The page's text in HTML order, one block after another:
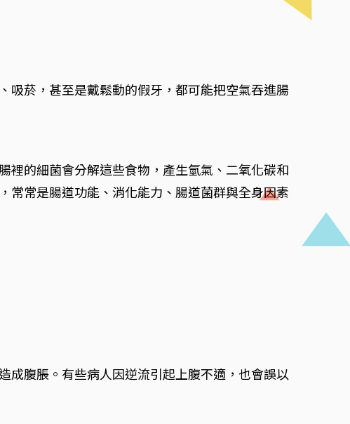
吸菸，甚至是戴鬆動的假牙，都可能把空氣吞進腸
裡的細菌會分解這些食物，產生氫氣、二氧化碳和
常常是腸道功能、消化能力、腸道菌群與全身因素
成腹脹。有些病人因逆流引起上腹不適，也會誤以